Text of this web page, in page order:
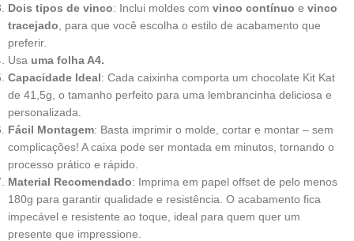
Dois tipos de vinco: Inclui moldes com vinco contínuo e vinco
tracejado , para que você escolha o estilo de acabamento que
preferir.
Usa uma folha A4.
Capacidade Ideal: Cada caixinha comporta um chocolate Kit Kat
de 41,5g, o tamanho perfeito para uma lembrancinha deliciosa e
personalizada.
Fácil Montagem: Basta imprimir o molde, cortar e montar – sem
complicações! A caixa pode ser montada em minutos, tornando o
processo prático e rápido.
Material Recomendado: Imprima em papel offset de pelo menos
180g para garantir qualidade e resistência. O acabamento fica
impecável e resistente ao toque, ideal para quem quer um
presente que impressione.